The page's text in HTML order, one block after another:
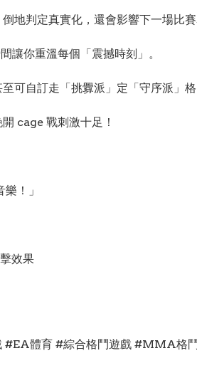
地判定真實化，還會影響下一場比賽
讓你重溫每個「震撼時刻」。
可自訂走「挑釁派」定「守序派」格
cage 戰刺激十足！
！」
效果
體育 #綜合格鬥遊戲 #MMA格